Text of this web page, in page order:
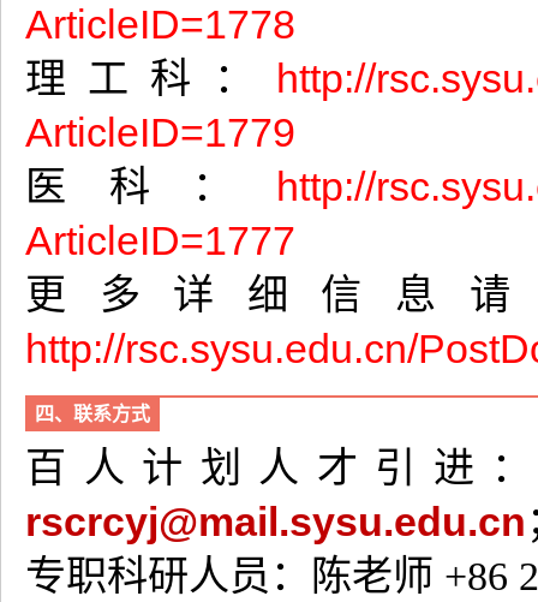
ArticleID=1778
理工科： http://
ArticleID=1779
医科： http://
ArticleID=1777
更多详细信息
http://rsc.sysu.edu.cn/
四、联系方式
百人计划人才引进：
rscrcyj@mail.sysu.edu.cn
专职科研人员：陈老师 +86